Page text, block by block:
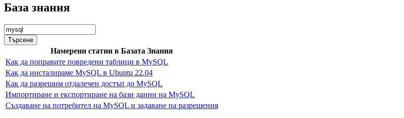
База знания
Търсене
Намерени статии в Базата Знания
Как да поправите повредени таблици в MySQL
Как да инсталираме MySQL в Ubuntu 22.04
Как да разрешим отдалечен достъп до MySQL
Импортиране и експортиране на бази данни на MySQL
Създаване на потребител на MySQL и задаване на разрешения